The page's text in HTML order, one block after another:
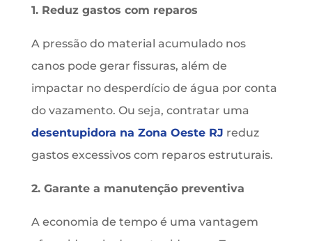
1. Reduz gastos com reparos
A pressão do material acumulado nos
canos pode gerar fissuras, além de
impactar no desperdício de água por conta
do vazamento. Ou seja, contratar uma
desentupidora na Zona Oeste RJ reduz
gastos excessivos com reparos estruturais.
2. Garante a manutenção preventiva
A economia de tempo é uma vantagem